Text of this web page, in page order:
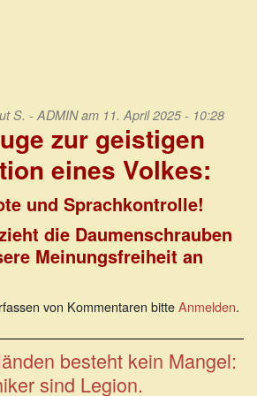
S. - ADMINam 11. April 2025 - 10:28
zur geistigen
eines Volkes:
und Sprachkontrolle!
die Daumenschrauben
Meinungsfreiheit an
von Kommentaren bitteAnmelden.
besteht kein Mangel:
sind Legion.